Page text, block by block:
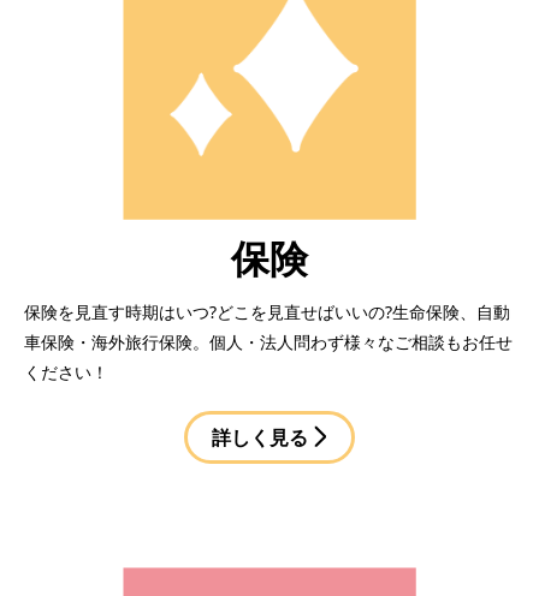
保険
保険を見直す時期はいつ?どこを見直せばいいの?生命保険、自動
車保険・海外旅行保険。個人・法人問わず様々なご相談もお任せ
ください！
詳しく見る